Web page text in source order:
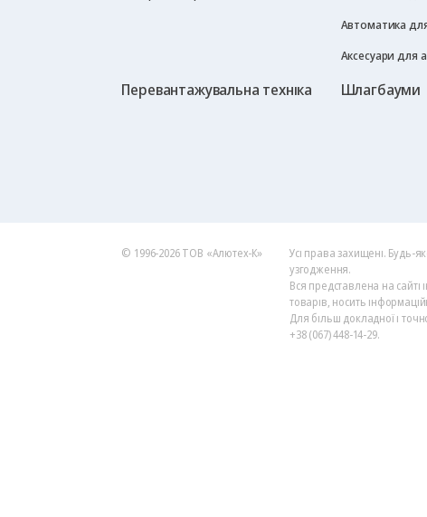
Автоматика
Аксесуари для
Перевантажувальна техніка Шлагбауми
© 1996-2026 ТОВ «Алютех‑К»
Усі права захищені. Будь-
узгодження.
Вся представлена на сайті
товарів, носить
Для більш докладної і
+38 (067) 448-14-29.